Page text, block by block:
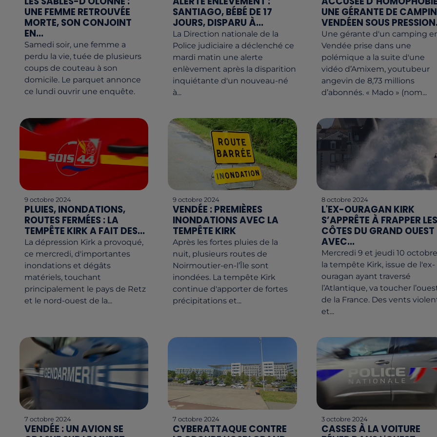
UNE FEMME RETROUVÉE
MORTE, SON CONJOINT
EN...
Samedi soir, une femme a
perdu la vie, tuée de plusieurs
coups de couteau à son
domicile. Le parquet annonce
ce lundi ouvrir une enquête.
SANTIAGO, BÉBÉ DE 17
JOURS, DISPARU À...
La Direction nationale de la
Police judiciaire a déclenché ce
mardi matin une alerte
enlèvement après la disparition
inquiétante d'un nouveau-né
à...
UNE GÉRANTE DE
VENDÉEN SOUS
Une gérante d'un camping
Vendée prise dans une
polémique a la suite d'une
vidéo d’Amixem, youtubeur
angevin de 8,73 millions
d’abonnés. « Mado » (nom...
9 octobre 2024
PLUIES, INONDATIONS,
ROUTES FERMÉES : LA
TEMPÊTE KIRK A FAIT DES...
La dépression Kirk a provoqué,
ce mercredi, d'importantes
inondations et dégâts
matériels, touchant
principalement le pays de Retz
et le nord-ouest de la...
9 octobre 2024
VENDÉE : PREMIÈRES
INONDATIONS AVEC LA
TEMPÊTE KIRK
Après les fortes pluies de la
nuit, plusieurs routes de
Noirmoutier-en-l’Île sont
inondées. La tempête Kirk
continue d'apporter de fortes
précipitations et...
8 octobre 2024
L'EX-OURAGAN KIRK
S’APPRÊTE À FRAPPER LES
CÔTES DU GRAND OUEST
AVEC...
Mercredi 9 et jeudi 10
la tempête Kirk, issue de l'ex-
ouragan ayant traversé
l’Atlantique, va toucher
de la France. Des vents
et...
7 octobre 2024
VENDÉE : UN AVION SE
7 octobre 2024
CYBERATTAQUE CONTRE
3 octobre 2024
CASSES À LA VOITURE